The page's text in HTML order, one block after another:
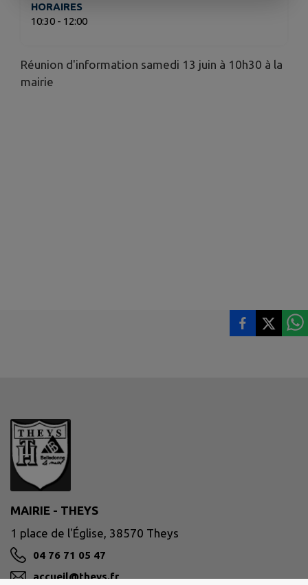
HORAIRES
10:30 - 12:00
Réunion d'information samedi 13 juin à 10h30 à la
mairie
MAIRIE - THEYS
1 place de l'Église, 38570 Theys
04 76 71 05 47
accueil@theys.fr